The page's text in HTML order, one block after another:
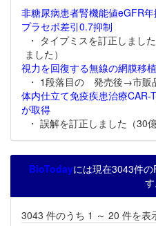
非糖尿病患者腎機能値eGFR
プラセボ差引0.7抑制
・ タイプミスを訂正しまし
ました）
視力を回復する無線の網膜移
・ 1段落目の 発売後→市販
体内仕立て免疫疾患治療CAR-
が取得
・ 誤解を訂正しました（30
BioTodayには現在3043件
す
3043 件のうち 1 ～ 20 件を表